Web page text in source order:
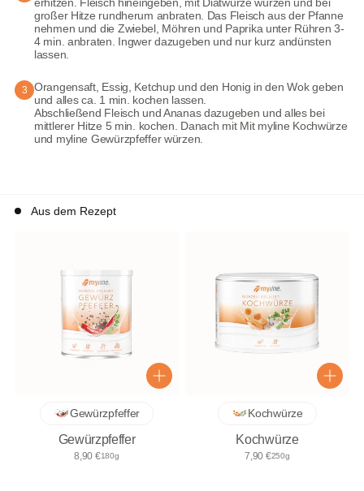
großer Hitze rundherum anbraten. Das Fleisch aus der Pfanne
nehmen und die Zwiebel, Möhren und Paprika unter Rühren 3-
4 min. anbraten. Ingwer dazugeben und nur kurz andünsten
lassen.
3
Orangensaft, Essig, Ketchup und den Honig in den Wok geben
und alles ca. 1 min. kochen lassen.
Abschließend Fleisch und Ananas dazugeben und alles bei
mittlerer Hitze 5 min. kochen. Danach mit Mit myline Kochwürze
und myline Gewürzpfeffer würzen.
Aus dem Rezept
Gewürzpfeffer
Gewürzpfeffer
8,90 €180g
Kochwürze
Kochwürze
7,90 €250g